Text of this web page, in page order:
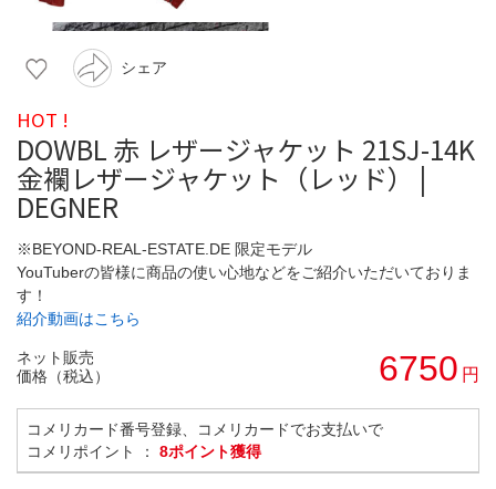
シェア
HOT !
DOWBL 赤 レザージャケット 21SJ-14K
金襴レザージャケット（レッド） |
DEGNER
※BEYOND-REAL-ESTATE.DE 限定モデル
YouTuberの皆様に商品の使い心地などをご紹介いただいておりま
す！
紹介動画はこちら
ネット販売
価格（税込）
6750 円
コメリカード番号登録、コメリカードでお支払いで
コメリポイント ： 8ポイント獲得